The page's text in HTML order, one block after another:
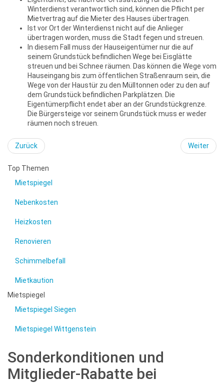
Winterdienst verantwortlich sind, können die Pflicht per
Mietvertrag auf die Mieter des Hauses übertragen.
Ist vor Ort der Winterdienst nicht auf die Anlieger
übertragen worden, muss die Stadt fegen und streuen.
In diesem Fall muss der Hauseigentümer nur die auf
seinem Grundstück befindlichen Wege bei Eisglätte
streuen und bei Schnee räumen. Das können die Wege vom
Hauseingang bis zum öffentlichen Straßenraum sein, die
Wege von der Haustür zu den Mülltonnen oder zu den auf
dem Grundstück befindlichen Parkplätzen. Die
Eigentümerpflicht endet aber an der Grundstückgrenze.
Die Bürgersteige vor seinem Grundstück muss er weder
räumen noch streuen.
Zurück Weiter
Top Themen
Mietspiegel
Nebenkosten
Heizkosten
Renovieren
Schimmelbefall
Mietkaution
Mietspiegel
Mietspiegel Siegen
Mietspiegel Wittgenstein
Sonderkonditionen und
Mitglieder-Rabatte bei